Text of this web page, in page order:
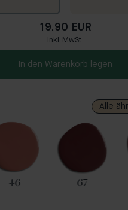
19.90 EUR
inkl. MwSt.
In den Warenkorb legen
Alle
46 67